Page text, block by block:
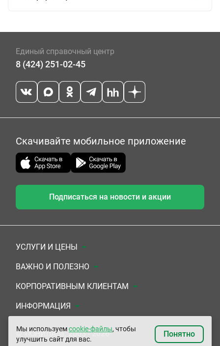
Единый справочный центр
8 (424) 251-02-45
Скачивайте мобильное приложение
Подписаться на новости и акции
УСЛУГИ И ЦЕНЫ
Анализы
Комплексы
УЗИ
ЭКГ/Холтер/СМАД
ВАЖНО И ПОЛЕЗНО
Документы для заключения договора
Система скидок
Подарочные сертификаты
КОРПОРАТИВНЫМ КЛИЕНТАМ
Медицинским организациям
Прочим организациям
ИНФОРМАЦИЯ
О Компании
© «ЮНИЛАБ», 2003 - 2026
Мы используемcookie-файлы, чтобы
улучшить сайт для вас.
Понятно